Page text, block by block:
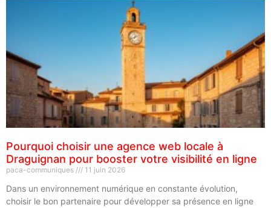
Pourquoi choisir une agence web locale à
Draguignan pour booster votre visibilité en ligne
paca-communiques 11 juin 2026
Dans un environnement numérique en constante évolution,
choisir le bon partenaire pour développer sa présence en ligne